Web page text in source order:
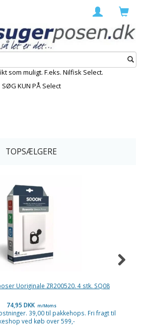
som muligt. F.eks. Nilfisk Select.
SØG KUN PÅ Select
TOPSÆLGERE
Uoriginale ZR200520. 4 stk. SQ08
74,95 DKK m/Moms
39,00 til pakkehops. Fri fragt til
ved køb over 599,-